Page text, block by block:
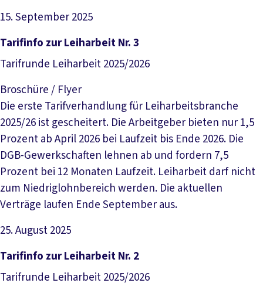
15. September 2025
Datei herunterladen
Tarifinfo zur Leiharbeit Nr. 3
Tarifrunde Leiharbeit 2025/2026
Broschüre / Flyer
Die erste Tarifverhandlung für Leiharbeitsbranche
2025/26 ist gescheitert. Die Arbeitgeber bieten nur 1,5
Prozent ab April 2026 bei Laufzeit bis Ende 2026. Die
DGB-Gewerkschaften lehnen ab und fordern 7,5
Prozent bei 12 Monaten Laufzeit. Leiharbeit darf nicht
zum Niedriglohnbereich werden. Die aktuellen
Verträge laufen Ende September aus.
25. August 2025
Datei herunterladen
Tarifinfo zur Leiharbeit Nr. 2
Tarifrunde Leiharbeit 2025/2026